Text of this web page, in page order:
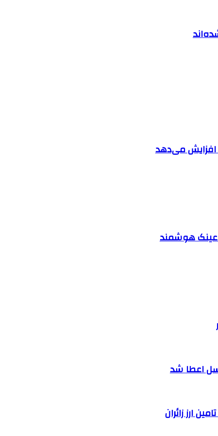
افزایش می‌دهد
عینک هوشمند
اعطا شد